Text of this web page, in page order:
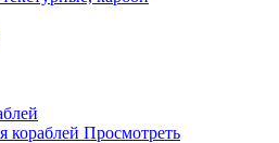
кораблей Просмотреть